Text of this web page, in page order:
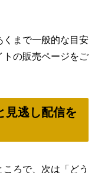
くまで一般的な目安
トの販売ページをご
見逃し配信を
ろで、次は「どう